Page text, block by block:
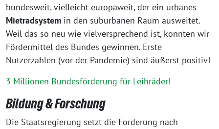
bundesweit, vielleicht europaweit, der ein urbanes
Mietradsystem in den suburbanen Raum ausweitet.
Weil das so neu wie vielversprechend ist, konnten wir
Fördermittel des Bundes gewinnen. Erste
Nutzerzahlen (vor der Pandemie) sind äußerst positiv!
3 Millionen Bundesförderung für Leihräder!
Bildung & Forschung
Die Staatsregierung setzt die Forderung nach